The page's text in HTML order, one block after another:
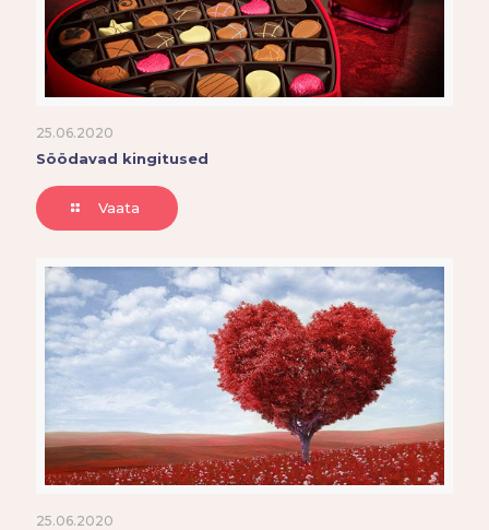
25.06.2020
Söödavad kingitused
Vaata
25.06.2020